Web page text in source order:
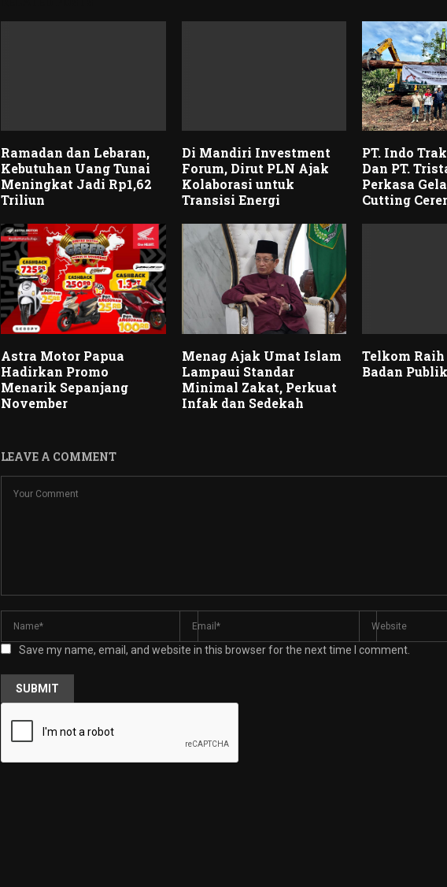
Ramadan dan Lebaran,
Kebutuhan Uang Tunai
Meningkat Jadi Rp1,62
Triliun
Di Mandiri Investment
Forum, Dirut PLN Ajak
Kolaborasi untuk
Transisi Energi
PT. Indo
Dan PT.
Perkasa
Cutting
Astra Motor Papua
Hadirkan Promo
Menarik Sepanjang
November
Menag Ajak Umat Islam
Lampaui Standar
Minimal Zakat, Perkuat
Infak dan Sedekah
Telkom
Badan Publik
LEAVE A COMMENT
Save my name, email, and website in this browser for the next time I comment.